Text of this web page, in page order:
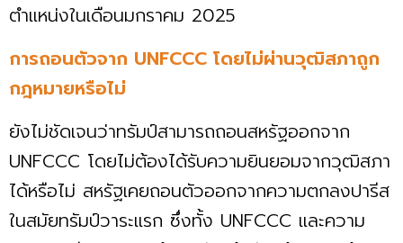
ตำแหน่งในเดือนมกราคม 2025
การถอนตัวจาก UNFCCC โดยไม่ผ่านวุฒิสภาถูก
กฎหมายหรือไม่
ยังไม่ชัดเจนว่าทรัมป์สามารถถอนสหรัฐออกจาก
UNFCCC โดยไม่ต้องได้รับความยินยอมจากวุฒิสภา
ได้หรือไม่ สหรัฐเคยถอนตัวออกจากความตกลงปารีส
ในสมัยทรัมป์วาระแรก ซึ่งทั้ง UNFCCC และความ